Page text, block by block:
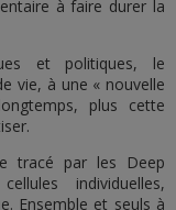
à faire durer la
et politiques, le
vie, à une « nouvelle
plus cette
tracé par les Deep
individuelles,
Ensemble et seuls à